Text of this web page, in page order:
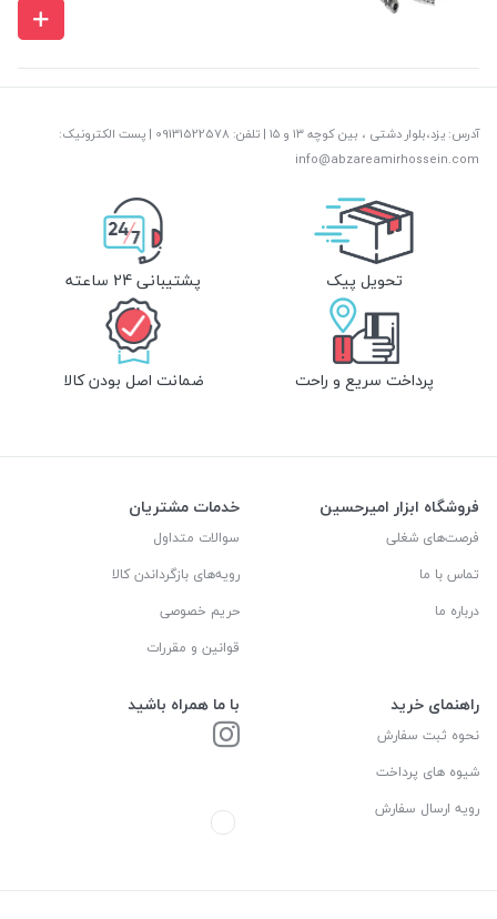
آدرس: یزد،بلوار دشتی ، بین کوچه ۱۳ و ۱۵ | تلفن: ‎09131522578 | پست الکترونیک:
info@abzareamirhossein.com
تحویل پیک پشتیبانی 24 ساعته
پرداخت سریع و راحت ضمانت اصل بودن کالا
فروشگاه ابزار امیرحسین
فرصت‌های شغلی
تماس با ما
درباره ما
خدمات مشتریان
سوالات متداول
رویه‌های بازگرداندن کالا
حریم خصوصی
قوانین و مقررات
راهنمای خرید
نحوه ثبت سفارش
شیوه های پرداخت
رویه ارسال سفارش
با ما همراه باشید